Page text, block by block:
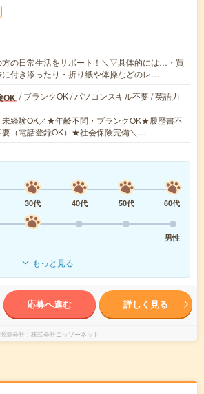
方の日常生活をサポート！＼▽具体的には…・買
に付き添ったり・折り紙や体操などのレ…
OK / ブランクOK / パソコンスキル不要 / 英語力
未経験OK／★年齢不問・ブランクOK★履歴書不
要（電話登録OK）★社会保険完備＼…
30代 40代 50代
60代
男性
もっと見る
応募へ進む 詳しく見る
派遣会社 株式会社ニッソーネット